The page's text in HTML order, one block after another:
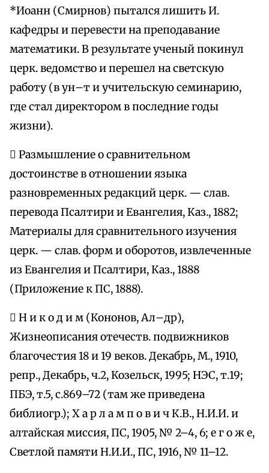
*Иоанн (Смирнов) пытался лишить И.
кафедры и перевести на преподавание
математики. В результате ученый покинул
церк. ведомство и перешел на светскую
работу (в ун–т и учительскую семинарию,
где стал директором в последние годы
жизни).
 Размышление о сравнительном
достоинстве в отношении языка
разновременных редакций церк. — слав.
перевода Псалтири и Евангелия, Каз., 1882;
Материалы для сравнительного изучения
церк. — слав. форм и оборотов, извлеченные
из Евангелия и Псалтири, Каз., 1888
(Приложение к ПС, 1888).
 Н и к о д и м (Кононов, Ал–др),
Жизнеописания отечеств. подвижников
благочестия 18 и 19 веков. Декабрь, М., 1910,
репр., Декабрь, ч.2, Козельск, 1995; НЭС, т.19;
ПБЭ, т.5, с.869–72 (там же приведена
библиогр.); Х а р л а м п о в и ч К.В., Н.И.И. и
алтайская миссия, ПС, 1905, № 2–4, 6; е г о ж е,
Светлой памяти Н.И.И., ПС, 1916, № 11–12.